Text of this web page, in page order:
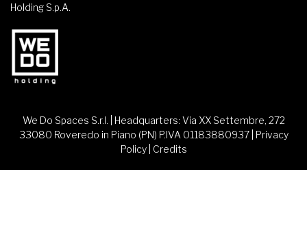
Holding S.p.A.
We Do Spaces S.r.l. | Headquarters: Via XX Settembre, 272
33080 Roveredo in Piano (PN) P.IVA 01183880937 | Privacy
Policy| Credits